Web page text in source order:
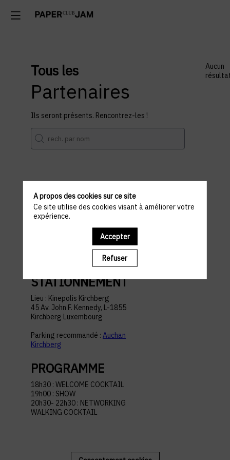
Tous les
Partenaires
Ils seront présents. Rencontrez-les !
Aucun
Informations
pratiques
STATIONNEMENT
Lieu : Kinepolis Kirchberg
45 Av. John F. Kennedy, L-1855
Kirchberg Luxembourg
Parking recommandé : Auchan
Kirchberg
PROGRAMME
18h30 : WELCOME COCKTAIL
19h00 : SHOW
20h30- 22h30 : NETWORKING
WALKING COCKTAIL
A propos des cookies sur ce site
Ce site utilise des cookies visant à améliorer votre
expérience.
Accepter
Refuser